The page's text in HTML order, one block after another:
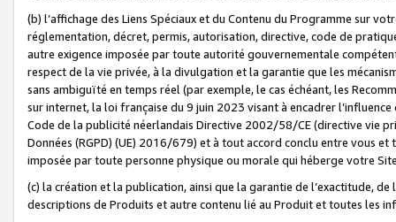
(b) l’affichage des Liens Spéciaux et du Contenu du Programme sur
réglementation, décret, permis, autorisation, directive, code de
autre exigence imposée par toute autorité gouvernementale
respect de la vie privée, à la divulgation et la garantie que les
sans ambiguïté en temps réel (par exemple, le cas échéant, les
sur internet, la loi française du 9 juin 2023 visant à encadrer
Code de la publicité néerlandais Directive 2002/58/CE (directive vie
Données (RGPD) (UE) 2016/679) et à tout accord conclu entre vous
imposée par toute personne physique ou morale qui héberge votre
(c) la création et la publication, ainsi que la garantie de l’exactitude,
descriptions de Produits et autre contenu lié au Produit et toutes les